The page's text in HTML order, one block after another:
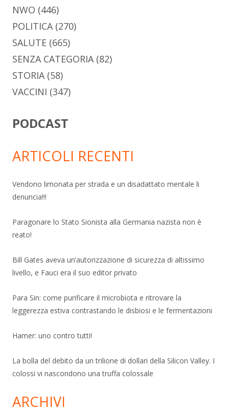
NWO (446)
POLITICA (270)
SALUTE (665)
SENZA CATEGORIA (82)
STORIA (58)
VACCINI (347)
PODCAST
ARTICOLI RECENTI
Vendono limonata per strada e un disadattato mentale li
denuncia!!!
Paragonare lo Stato Sionista alla Germania nazista non è
reato!
Bill Gates aveva un’autorizzazione di sicurezza di altissimo
livello, e Fauci era il suo editor privato
Para Sin: come purificare il microbiota e ritrovare la
leggerezza estiva contrastando le disbiosi e le fermentazioni
Hamer: uno contro tutti!
La bolla del debito da un trilione di dollari della Silicon Valley. I
colossi vi nascondono una truffa colossale
ARCHIVI